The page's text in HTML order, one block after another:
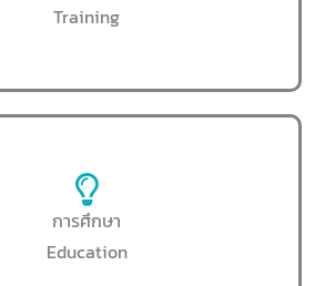
Training
การศึกษา
Education